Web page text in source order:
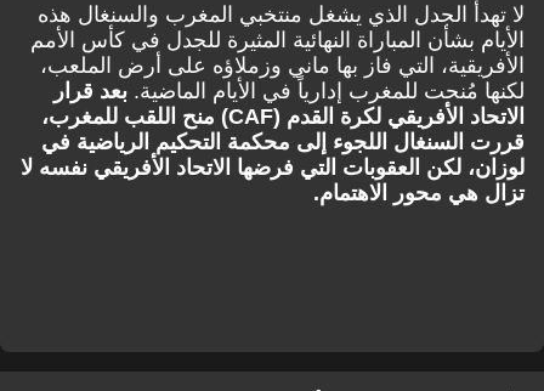
لا تهدأ الجدل الذي يشغل منتخبي المغرب والسنغال هذه
الأيام بشأن المباراة النهائية المثيرة للجدل في كأس الأمم
الأفريقية، التي فاز بها ماني وزملاؤه على أرض الملعب،
لكنها مُنحت للمغرب إدارياً في الأيام الماضية. بعد قرار
الاتحاد الأفريقي لكرة القدم (CAF) منح اللقب للمغرب،
قررت السنغال اللجوء إلى محكمة التحكيم الرياضية في
لوزان، لكن العقوبات التي فرضها الاتحاد الأفريقي نفسه لا
تزال هي محور الاهتمام.